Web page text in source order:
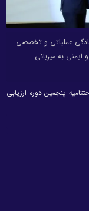
عملیاتی و تخصصی
به میزبانی
پنجمین دوره ارزیابی